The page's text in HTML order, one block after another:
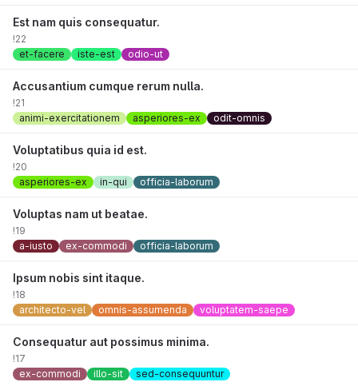
Est nam quis consequatur.
!22
et-facere
iste-est odio-ut
Accusantium cumque rerum nulla.
!21
animi-exercitationem
asperiores-ex odit-omnis
Voluptatibus quia id est.
!20
asperiores-ex
in-qui officia-laborum
Voluptas nam ut beatae.
!19
a-iusto
ex-commodi officia-laborum
Ipsum nobis sint itaque.
!18
architecto-vel
omnis-assumenda voluptatem-saepe
Consequatur aut possimus minima.
!17
ex-commodi
illo-sit sed-consequuntur